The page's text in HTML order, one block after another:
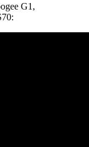
G1,